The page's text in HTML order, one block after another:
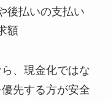
後払いの支払い
額
、現金化ではな
先する方が安全